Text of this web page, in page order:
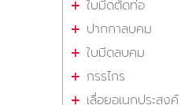
ใบมีดตัดท่อ
ปากกาลบคม
ใบมีดลบคม
กรรไกร
เลื่อยอเนกประสงค์